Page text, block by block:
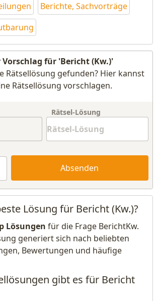
Berichte, Sachvorträge
Vorschlag für 'Bericht (Kw.)'
Rätsellösung gefunden? Hier kannst
Rätsellösung vorschlagen.
Rätsel-Lösung
Absenden
Lösung für Bericht (Kw.)?
Lösungen für die Frage BerichtKw.
generiert sich nach beliebten
Bewertungen und häufige
gibt es für Bericht